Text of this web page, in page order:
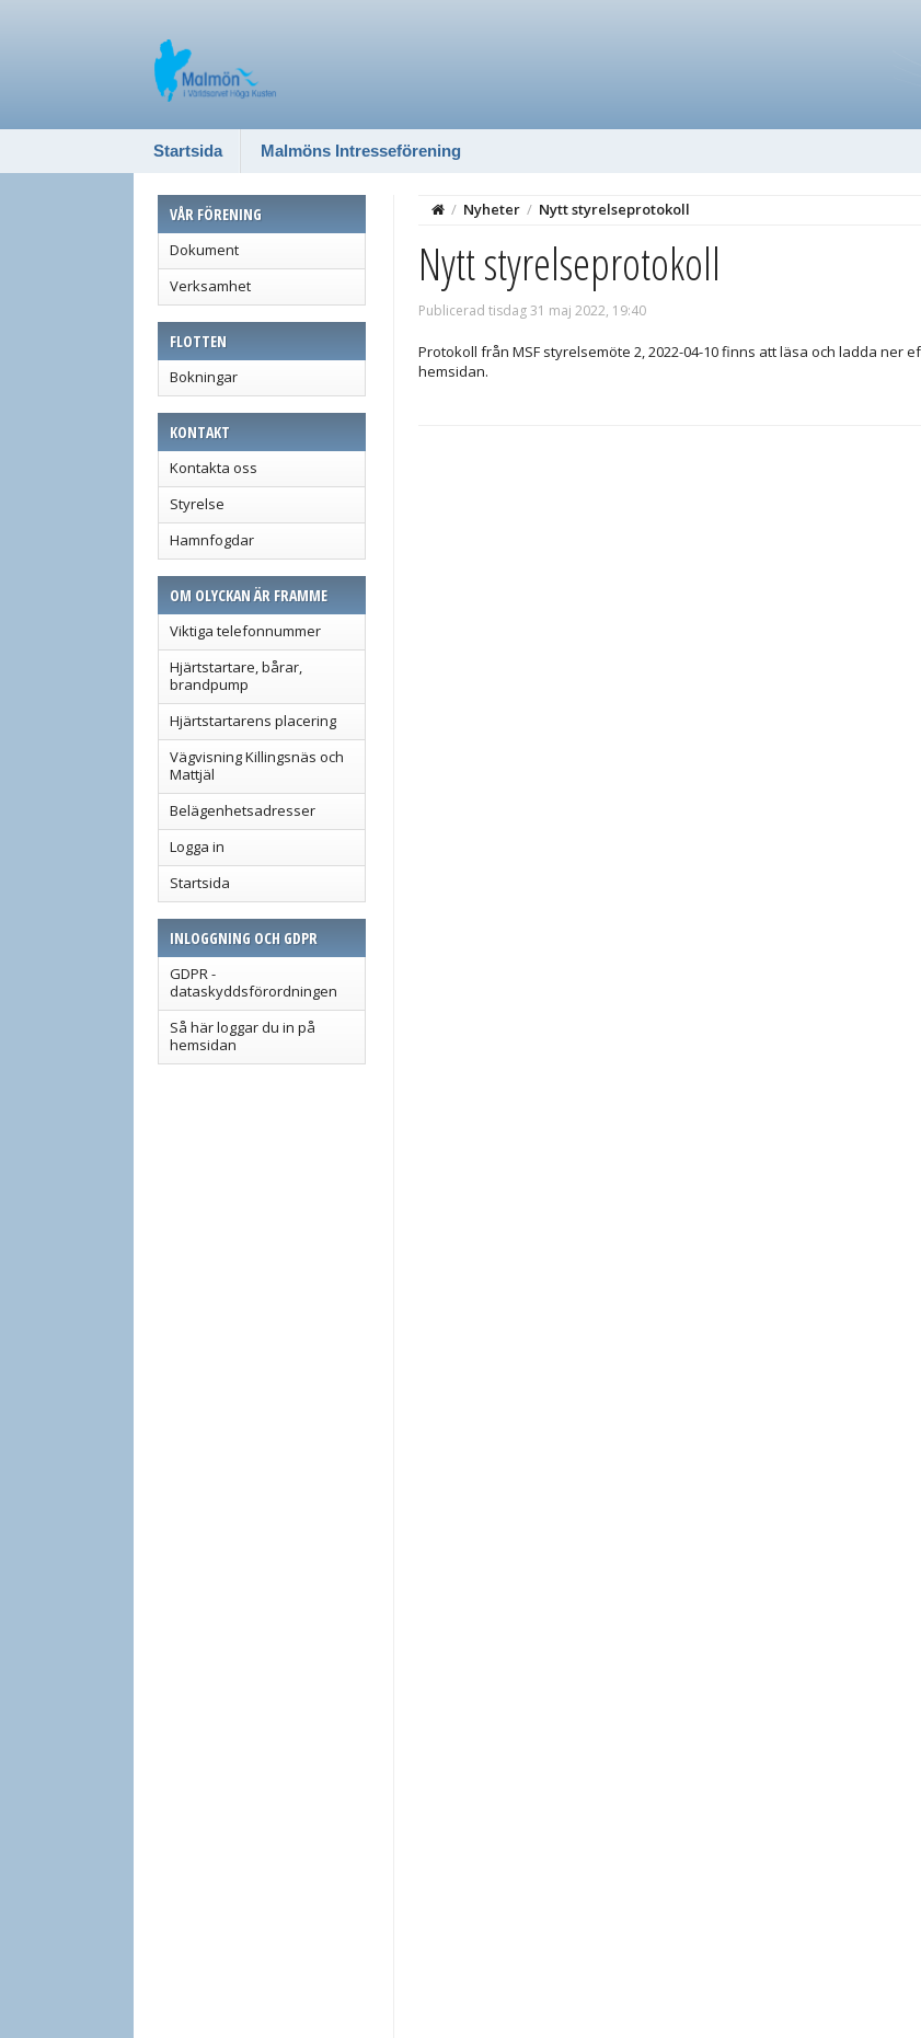
Startsida Malmöns Intresseförening
VÅR FÖRENING
Dokument
Verksamhet
FLOTTEN
Bokningar
KONTAKT
Kontakta oss
Styrelse
Hamnfogdar
OM OLYCKAN ÄR FRAMME
Viktiga telefonnummer
Hjärtstartare, bårar,
brandpump
Hjärtstartarens placering
Vägvisning Killingsnäs och
Mattjäl
Belägenhetsadresser
Logga in
Startsida
INLOGGNING OCH GDPR
GDPR -
dataskyddsförordningen
Så här loggar du in på
hemsidan
/ Nyheter / Nytt styrelseprotokoll
Nytt styrelseprotokoll
Publicerad tisdag 31 maj 2022, 19:40
Protokoll från MSF styrelsemöte 2, 2022-04-10 finns att läsa och ladda ner
hemsidan.